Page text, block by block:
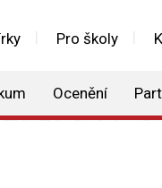
Pro školy
Ocenění